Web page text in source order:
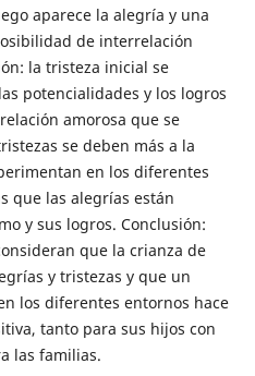
aparece la alegría y una
de interrelación
la tristeza inicial se
potencialidades y los logros
amorosa que se
se deben más a la
en los diferentes
que las alegrías están
y sus logros. Conclusión:
que la crianza de
y tristezas y que un
los diferentes entornos hace
tanto para sus hijos con
las familias.